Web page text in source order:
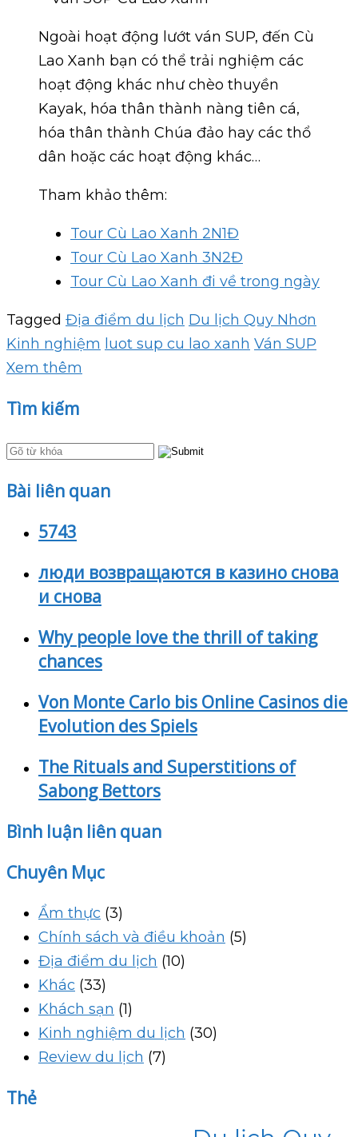
Ngoài hoạt động lướt ván SUP, đến Cù
Lao Xanh bạn có thể trải nghiệm các
hoạt động khác như chèo thuyền
Kayak, hóa thân thành nàng tiên cá,
hóa thân thành Chúa đảo hay các thổ
dân hoặc các hoạt động khác…
Tham khảo thêm:
Tour Cù Lao Xanh 2N1Đ
Tour Cù Lao Xanh 3N2Đ
Tour Cù Lao Xanh đi về trong ngày
Tagged Địa điểm du lịch Du lịch Quy Nhơn
Kinh nghiệm luot sup cu lao xanh Ván SUP
Xem thêm
Tìm kiếm
Bài liên quan
5743
люди возвращаются в казино снова
и снова
Why people love the thrill of taking
chances
Von Monte Carlo bis Online Casinos die
Evolution des Spiels
The Rituals and Superstitions of
Sabong Bettors
Bình luận liên quan
Chuyên Mục
Ẩm thực (3)
Chính sách và điều khoản (5)
Địa điểm du lịch (10)
Khác (33)
Khách sạn (1)
Kinh nghiệm du lịch (30)
Review du lịch (7)
Thẻ